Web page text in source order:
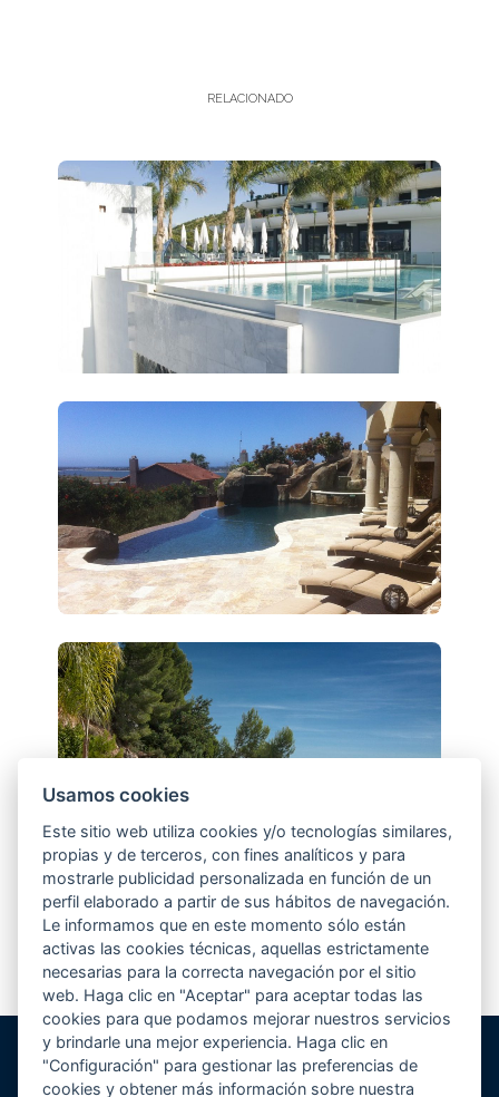
RELACIONADO
Gunitec Pool Spa, s.l.
Usamos cookies
Este sitio web utiliza cookies y/o tecnologías similares,
propias y de terceros, con fines analíticos y para
mostrarle publicidad personalizada en función de un
perfil elaborado a partir de sus hábitos de navegación.
Le informamos que en este momento sólo están
activas las cookies técnicas, aquellas estrictamente
necesarias para la correcta navegación por el sitio
web. Haga clic en "Aceptar" para aceptar todas las
cookies para que podamos mejorar nuestros servicios
y brindarle una mejor experiencia. Haga clic en
"Configuración" para gestionar las preferencias de
cookies y obtener más información sobre nuestra